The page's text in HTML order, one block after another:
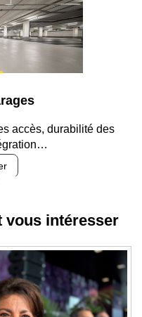
accès, durabilité des
vous intéresser